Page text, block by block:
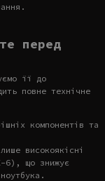
перед
її до
повне технічне
компонентів та
високоякісні
6), що знижує